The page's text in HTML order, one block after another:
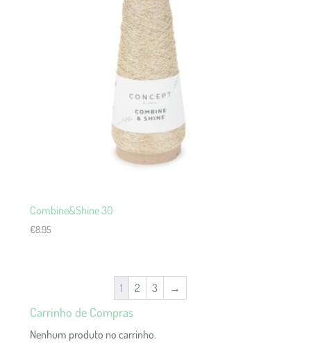
Combine&Shine 30
€8.95
1 2 3 →
Carrinho de Compras
Nenhum produto no carrinho.